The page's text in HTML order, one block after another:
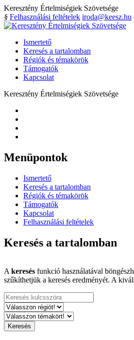
Keresztény Értelmiségiek Szövetsége
§ Felhasználási feltételek iroda@keesz.hu
Ismertető
Keresés a tartalomban
Régiók és témakörök
Támogatók
Kapcsolat
Keresztény Értelmiségiek Szövetsége
Menüpontok
Ismertető
Keresés a tartalomban
Régiók és témakörök
Támogatók
Kapcsolat
Felhasználási feltételek
Keresés a tartalomban
A keresés funkció használatával
szűkíthetjük a keresés eredményét. A